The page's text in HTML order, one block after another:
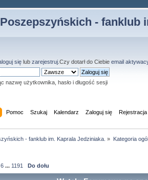
- fanklub
się lub zarejestruj .Czy dotarł do Ciebie email
nazwę użytkownika, hasło i długość sesji
Pomoc Szukaj Kalendarz Zaloguj się Rejestracja
- fanklub im. Kaprala Jedziniaka. » Kategoria
6 ... 1191 Do dołu